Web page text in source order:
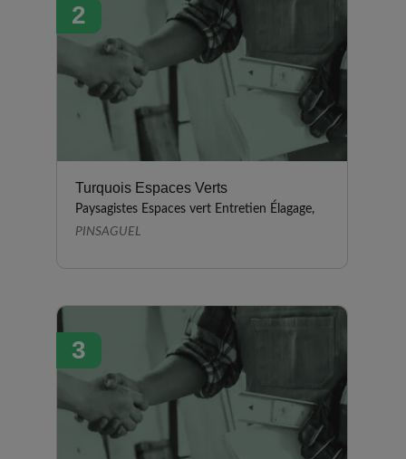
2
Turquois Espaces Verts
Paysagistes Espaces vert Entretien Élagage,
PINSAGUEL
3